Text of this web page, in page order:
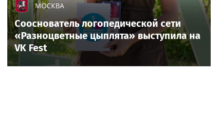
МОСКВА
Сооснователь логопедической сети
«Разноцветные цыплята» выступила на
VK Fest